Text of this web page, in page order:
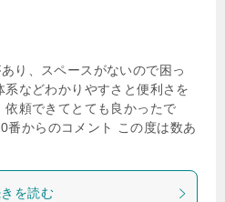
り、スペースがないので困っ
などわかりやすさと便利さを
頼できてとても良かったで
からのコメント この度は数あ
を読む